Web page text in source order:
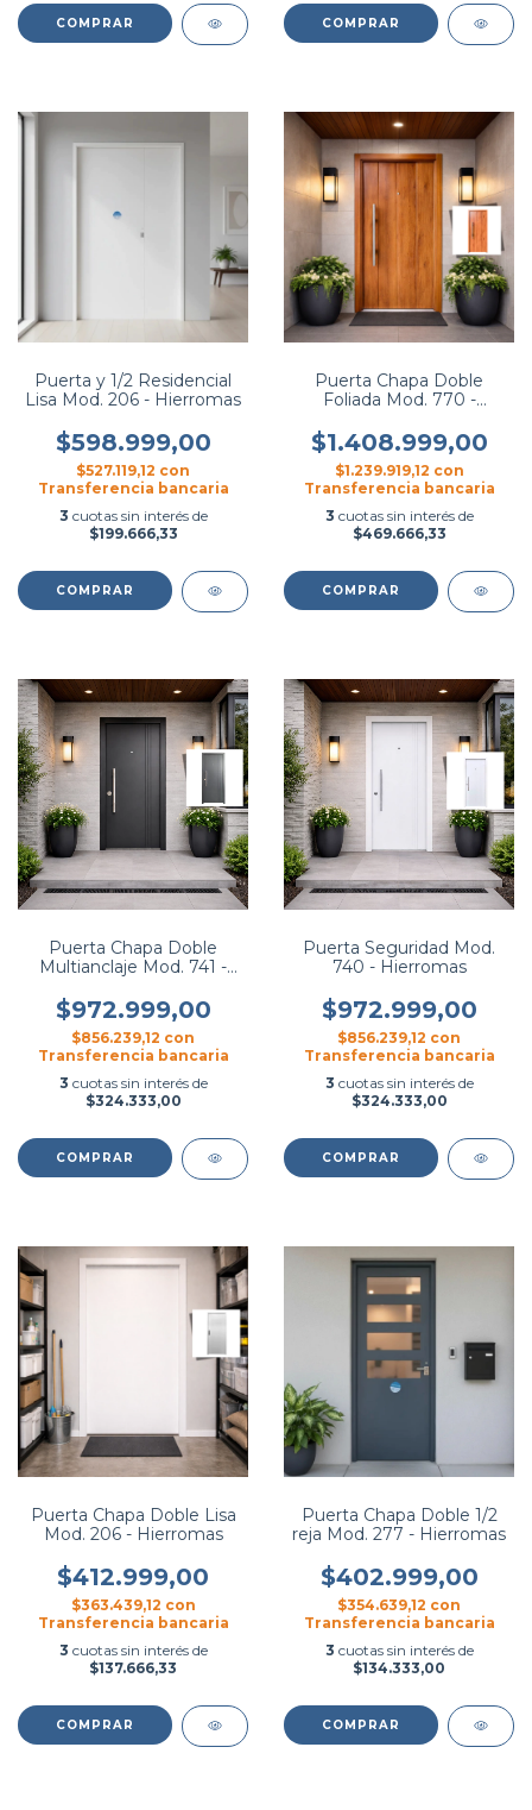
COMPRAR COMPRAR
Puerta y 1/2 Residencial
Lisa Mod. 206 - Hierromas
$598.999,00
$527.119,12 con
Transferencia bancaria
3 cuotas sin interés de
$199.666,33
COMPRAR
Puerta Chapa Doble
Foliada Mod. 770 -
$1.408.999,00
$1.239.919,12 con
Transferencia bancaria
3 cuotas sin interés de
$469.666,33
COMPRAR
Puerta Chapa Doble
Multianclaje Mod. 741 -
$972.999,00
$856.239,12 con
Transferencia bancaria
3 cuotas sin interés de
$324.333,00
COMPRAR
Puerta Seguridad Mod.
740 - Hierromas
$972.999,00
$856.239,12 con
Transferencia bancaria
3 cuotas sin interés de
$324.333,00
COMPRAR
Puerta Chapa Doble Lisa
Mod. 206 - Hierromas
$412.999,00
$363.439,12 con
Transferencia bancaria
3 cuotas sin interés de
$137.666,33
COMPRAR
Puerta Chapa Doble 1/2
reja Mod. 277 - Hierromas
$402.999,00
$354.639,12 con
Transferencia bancaria
3 cuotas sin interés de
$134.333,00
COMPRAR